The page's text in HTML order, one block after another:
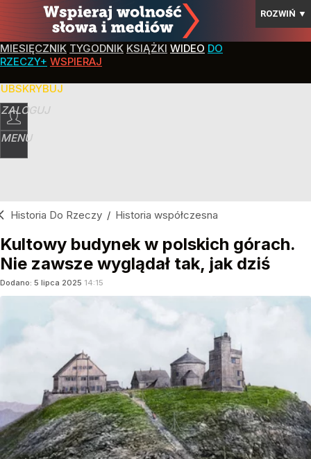
ROZWIŃ ▼
MIESIĘCZNIK TYGODNIK KSIĄŻKI WIDEO DO
RZECZY+ WSPIERAJ
ZALOGUJ
MENU
Historia Do Rzeczy / Historia współczesna
Kultowy budynek w polskich górach.
Nie zawsze wyglądał tak, jak dziś
Dodano: 5 lipca 2025 14:15